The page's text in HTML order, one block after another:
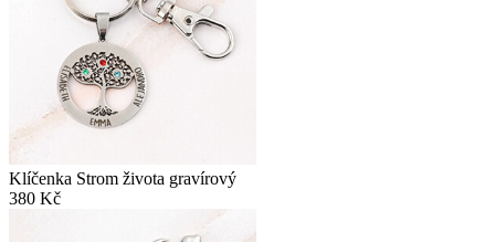
Klíčenka Strom života gravírový
380 Kč